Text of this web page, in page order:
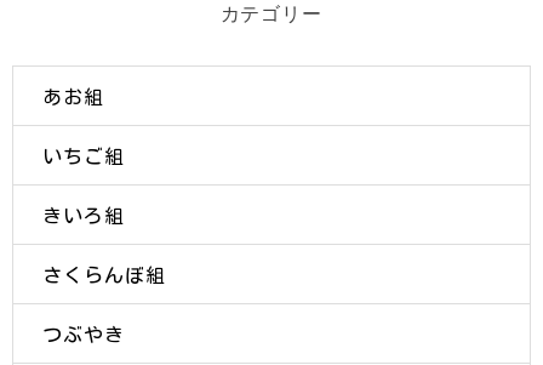
カテゴリー
あお組
いちご組
きいろ組
さくらんぼ組
つぶやき